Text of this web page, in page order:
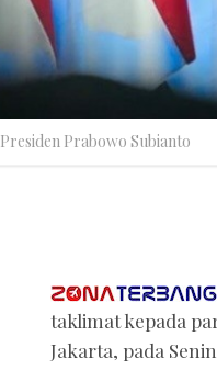
Presiden Prabowo Subianto
taklimat kepada
Jakarta, pada